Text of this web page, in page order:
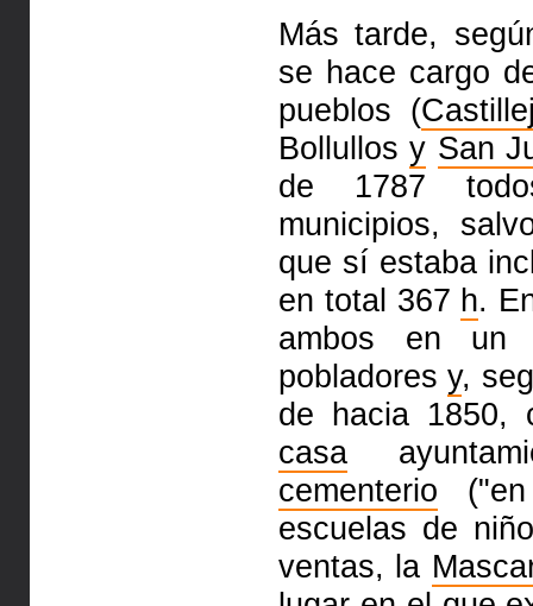
Más tarde,
se hace cargo
pueblos (
Bollullosy San
de 1787
municipios,
que sí estaba
en total 367 h.
ambos en
pobladoresy,
de hacia 1850,
casa
cementerio
escuelas de
ventas, la